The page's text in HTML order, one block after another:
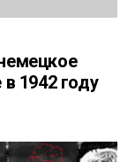
1942 году